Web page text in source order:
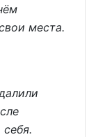
места.